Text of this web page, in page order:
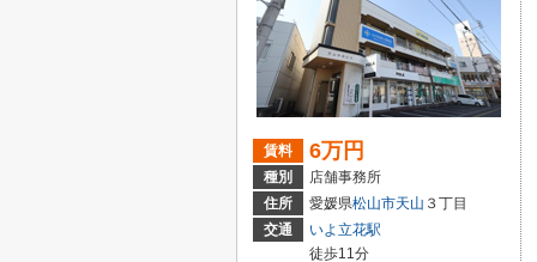
賃料 6万円
種別
店舗事務所
住所
愛媛県松山市天山 ３丁目
交通
いよ立花駅
徒歩11分